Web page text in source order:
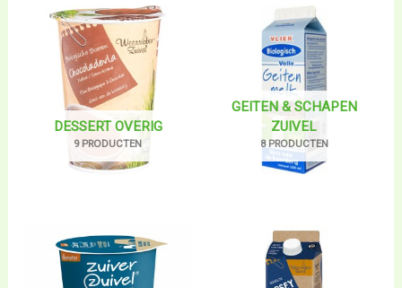
DESSERT OVERIG
9 PRODUCTEN
GEITEN & SCHAPEN
ZUIVEL
8 PRODUCTEN